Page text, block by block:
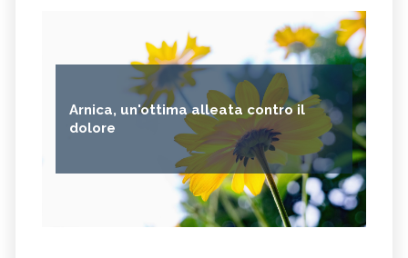
Arnica, un'ottima alleata contro il
dolore